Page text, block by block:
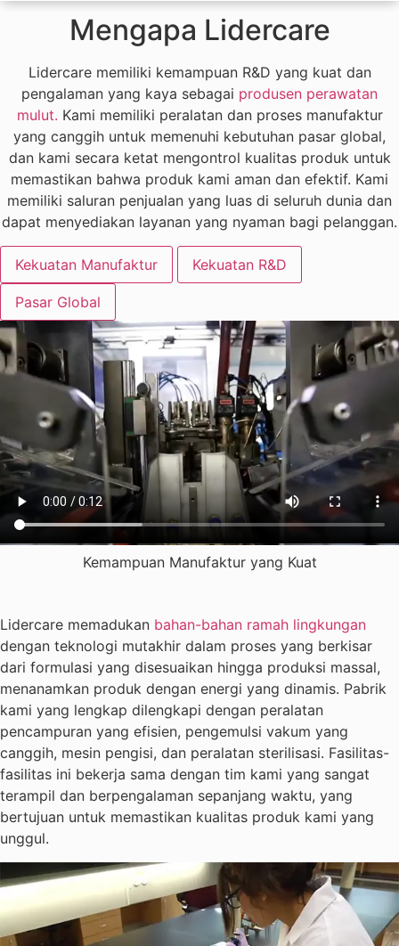
Mengapa Lidercare
Lidercare memiliki kemampuan R&D yang kuat dan
pengalaman yang kaya sebagai produsen perawatan
mulut. Kami memiliki peralatan dan proses manufaktur
yang canggih untuk memenuhi kebutuhan pasar global,
dan kami secara ketat mengontrol kualitas produk untuk
memastikan bahwa produk kami aman dan efektif. Kami
memiliki saluran penjualan yang luas di seluruh dunia dan
dapat menyediakan layanan yang nyaman bagi pelanggan.
Kekuatan Manufaktur Kekuatan R&D
Pasar Global
Kemampuan Manufaktur yang Kuat
Lidercare memadukan bahan-bahan ramah lingkungan
dengan teknologi mutakhir dalam proses yang berkisar
dari formulasi yang disesuaikan hingga produksi massal,
menanamkan produk dengan energi yang dinamis. Pabrik
kami yang lengkap dilengkapi dengan peralatan
pencampuran yang efisien, pengemulsi vakum yang
canggih, mesin pengisi, dan peralatan sterilisasi. Fasilitas-
fasilitas ini bekerja sama dengan tim kami yang sangat
terampil dan berpengalaman sepanjang waktu, yang
bertujuan untuk memastikan kualitas produk kami yang
unggul.